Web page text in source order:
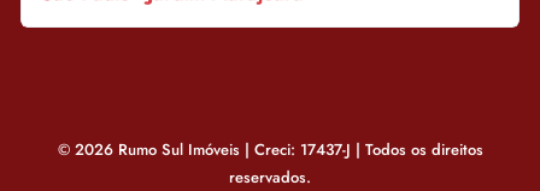
© 2026 Rumo Sul Imóveis | Creci: 17437-J | Todos os direitos
reservados.